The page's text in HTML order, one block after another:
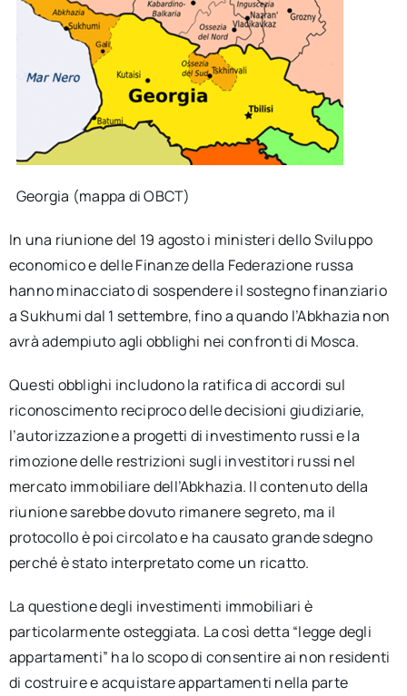
Georgia (mappa di OBCT)
In una riunione del 19 agosto i ministeri dello Sviluppo
economico e delle Finanze della Federazione russa
hanno minacciato di sospendere il sostegno finanziario
a Sukhumi dal 1 settembre, fino a quando l’Abkhazia non
avrà adempiuto agli obblighi nei confronti di Mosca.
Questi obblighi includono la ratifica di accordi sul
riconoscimento reciproco delle decisioni giudiziarie,
l’autorizzazione a progetti di investimento russi e la
rimozione delle restrizioni sugli investitori russi nel
mercato immobiliare dell’Abkhazia. Il contenuto della
riunione sarebbe dovuto rimanere segreto, ma il
protocollo è poi circolato e ha causato grande sdegno
perché è stato interpretato come un ricatto.
La questione degli investimenti immobiliari è
particolarmente osteggiata. La così detta “legge degli
appartamenti” ha lo scopo di consentire ai non residenti
di costruire e acquistare appartamenti nella parte